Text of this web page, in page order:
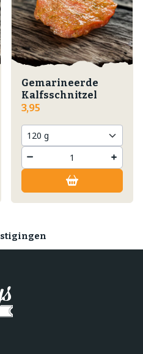
Gemarineerde
Kalfsschnitzel
3,95
producten